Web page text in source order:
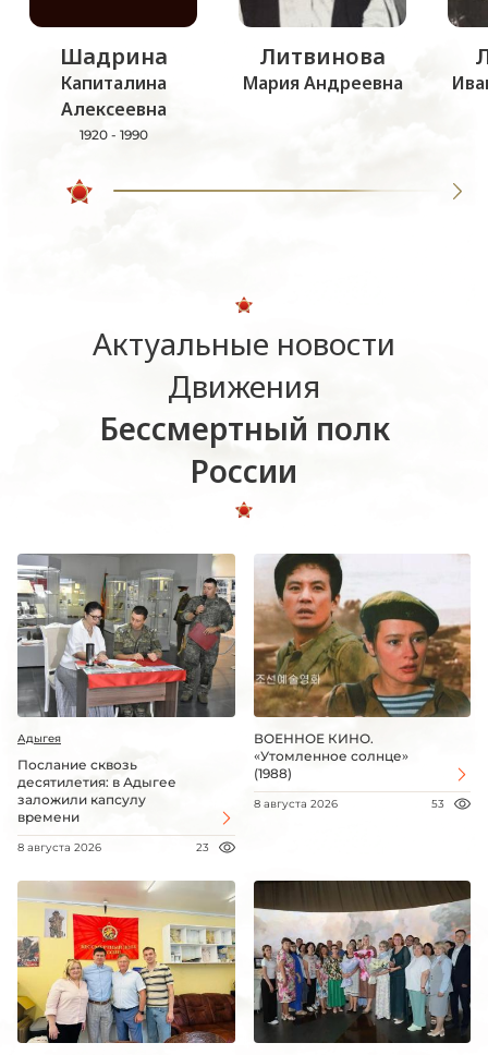
Шадрина
Капиталина
Алексеевна
1920 - 1990
Литвинова
Мария Андреевна
Актуальные новости
Движения
Бессмертный полк
России
Адыгея
Послание сквозь
десятилетия: в Адыгее
заложили капсулу
времени
8 августа 2026 23
ВОЕННОЕ КИНО.
«Утомленное солнце»
(1988)
8 августа 2026 53